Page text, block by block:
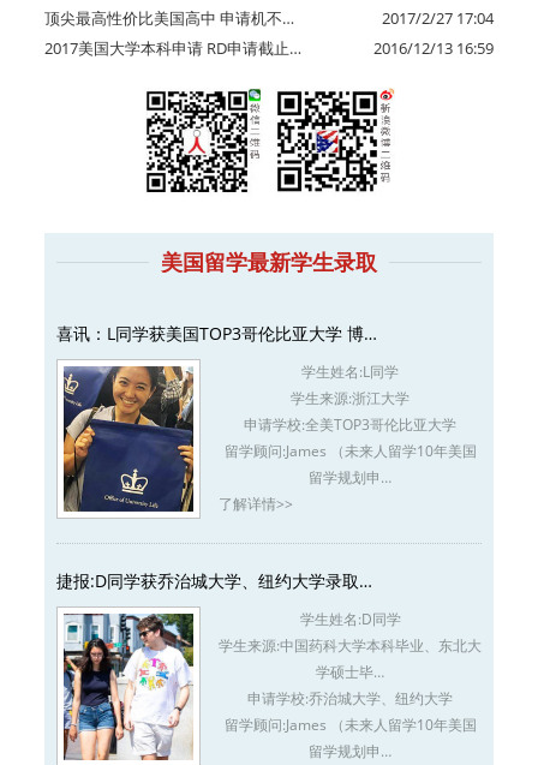
2017/2/27 17:04
顶尖最高性价比美国高中 申请机不…
2016/12/13 16:59
2017美国大学本科申请 RD申请截止…
美国留学最新学生录取
喜讯：L同学获美国TOP3哥伦比亚大学 博…
学生姓名:L同学
学生来源:浙江大学
申请学校:全美TOP3哥伦比亚大学
留学顾问:James （未来人留学10年美国
留学规划申…
了解详情>>
捷报:D同学获乔治城大学、纽约大学录取…
学生姓名:D同学
学生来源:中国药科大学本科毕业、东北大
学硕士毕…
申请学校:乔治城大学、纽约大学
留学顾问:James （未来人留学10年美国
留学规划申…